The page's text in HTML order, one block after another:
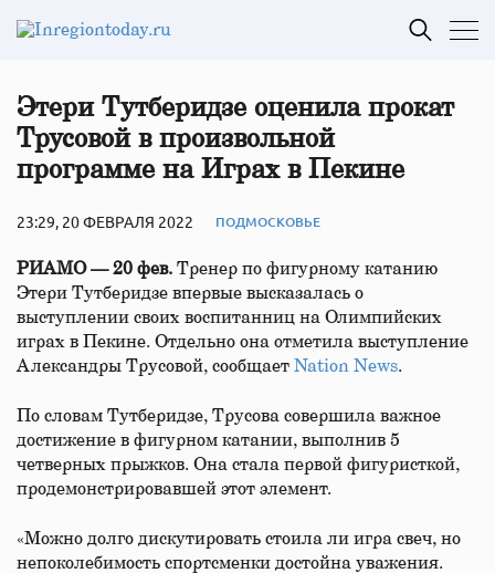
Этери Тутберидзе оценила прокат
Трусовой в произвольной
программе на Играх в Пекине
23:29, 20 ФЕВРАЛЯ 2022 ПОДМОСКОВЬЕ
РИАМО — 20 фев. Тренер по фигурному катанию
Этери Тутберидзе впервые высказалась о
выступлении своих воспитанниц на Олимпийских
играх в Пекине. Отдельно она отметила выступление
Александры Трусовой, сообщает Nation News.
По словам Тутберидзе, Трусова совершила важное
достижение в фигурном катании, выполнив 5
четверных прыжков. Она стала первой фигуристкой,
продемонстрировавшей этот элемент.
«Можно долго дискутировать стоила ли игра свеч, но
непоколебимость спортсменки достойна уважения.